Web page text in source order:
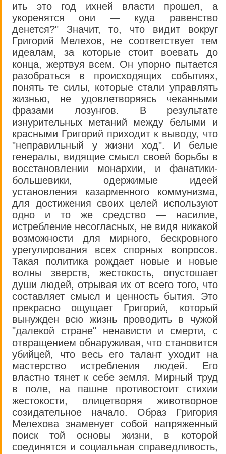
ить это год ихней власти прошел, а
укоренятся они — куда равенство
денется?" Значит, то, что видит вокруг
Григорий Мелехов, не соответствует тем
идеалам, за которые стоит воевать до
конца, жертвуя всем. Он упорно пытается
разобраться в происходящих событиях,
понять те силы, которые стали управлять
жизнью, не удовлетворяясь чеканными
фразами лозунгов. В результате
изнурительных метаний между белыми и
красными Григорий приходит к выводу, что
"неправильный у жизни ход". И белые
генералы, видящие смысл своей борьбы в
восстановлении монархии, и фанатики-
большевики, одержимые идеей
установления казарменного коммунизма,
для достижения своих целей используют
одно и то же средство — насилие,
истребление несогласных, не видя никакой
возможности для мирного, бескровного
урегулирования всех спорных вопросов.
Такая политика рождает новые и новые
волны зверств, жестокость, опустошает
души людей, отрывая их от всего того, что
составляет смысл и ценность бытия. Это
прекрасно ощущает Григорий, который
вынужден всю жизнь проводить в чужой
"далекой стране" ненависти и смерти, с
отвращением обнаруживая, что становится
убийцей, что весь его талант уходит на
мастерство истребления людей. Его
властно тянет к себе земля. Мирный труд
в поле, на пашне противостоит стихии
жестокости, олицетворяя животворное
созидательное начало. Образ Григория
Мелехова знаменует собой напряженный
поиск той основы жизни, в которой
соединятся и социальная справедливость,